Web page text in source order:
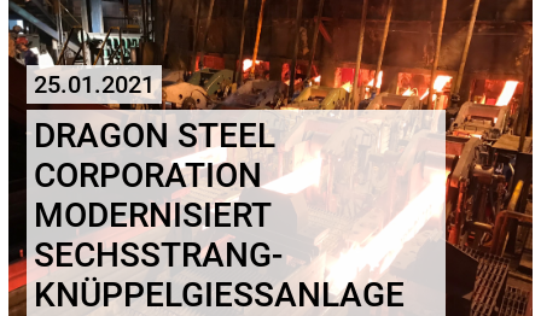
25.01.2021
DRAGON STEEL
CORPORATION
MODERNISIERT
SECHSSTRANG-
KNÜPPELGIESSANLAGE